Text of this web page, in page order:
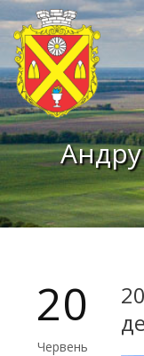
20
Червень